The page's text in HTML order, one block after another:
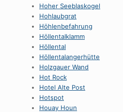
Hoher Seeblaskogel
Hohlaubgrat
Höhlenbefahrung
HöllentaIklamm
Höllental
Höllentalangerhütte
Holzgauer Wand
Hot Rock
Hotel Alte Post
Hotspot
Houay Houn